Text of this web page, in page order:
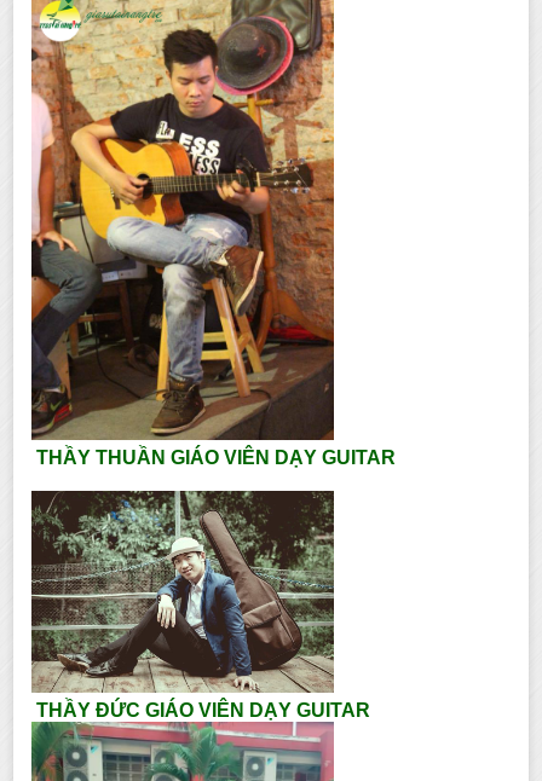
THẦY THUẦN GIÁO VIÊN DẠY GUITAR
THẦY ĐỨC GIÁO VIÊN DẠY GUITAR